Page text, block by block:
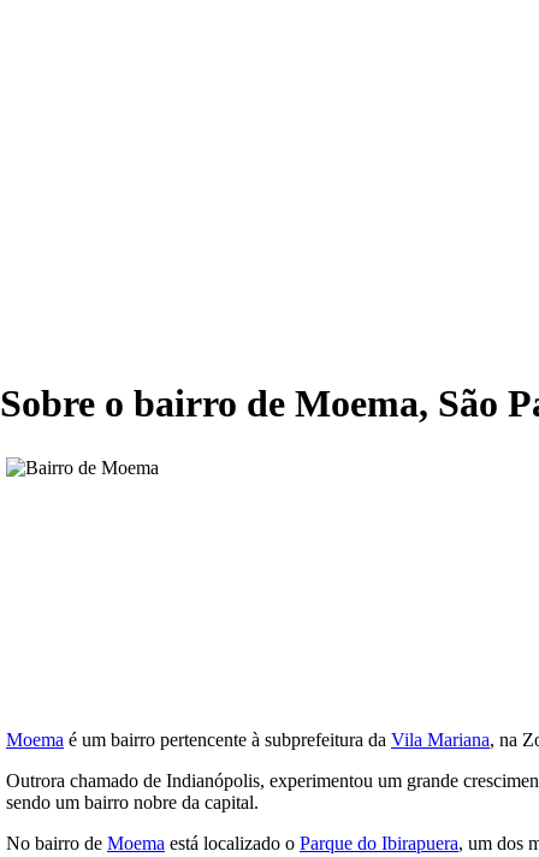
Sobre o bairro de Moema, São
Moema é um bairro pertencente à subprefeitura da Vila Mariana, na
Outrora chamado de Indianópolis, experimentou um grande
sendo um bairro nobre da capital.
No bairro de Moema está localizado o Parque do Ibirapuera, um dos